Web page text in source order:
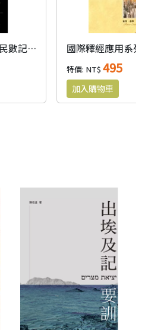
ACCS:出埃及記.利未記.民數記.申命記(精)
特價: NT$495